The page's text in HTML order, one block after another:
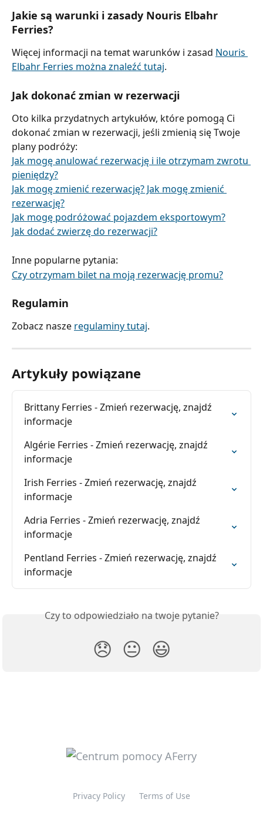
Jakie są warunki i zasady Nouris Elbahr
Ferries?
Więcej informacji na temat warunków i zasad Nouris
Elbahr Ferries można znaleźć tutaj.
Jak dokonać zmian w rezerwacji
Oto kilka przydatnych artykułów, które pomogą Ci
dokonać zmian w rezerwacji, jeśli zmienią się Twoje
plany podróży:
Jak mogę anulować rezerwację i ile otrzymam zwrotu
pieniędzy?
Jak mogę zmienić rezerwację? Jak mogę zmienić
rezerwację?
Jak mogę podróżować pojazdem eksportowym?
Jak dodać zwierzę do rezerwacji?
Inne popularne pytania:
Czy otrzymam bilet na moją rezerwację promu?
Regulamin
Zobacz nasze regulaminy tutaj.
Artykuły powiązane
Brittany Ferries - Zmień rezerwację, znajdź
informacje
Algérie Ferries - Zmień rezerwację, znajdź
informacje
Irish Ferries - Zmień rezerwację, znajdź
informacje
Adria Ferries - Zmień rezerwację, znajdź
informacje
Pentland Ferries - Zmień rezerwację, znajdź
informacje
Czy to odpowiedziało na twoje pytanie?
😞 😐 😃
Privacy Policy Terms of Use